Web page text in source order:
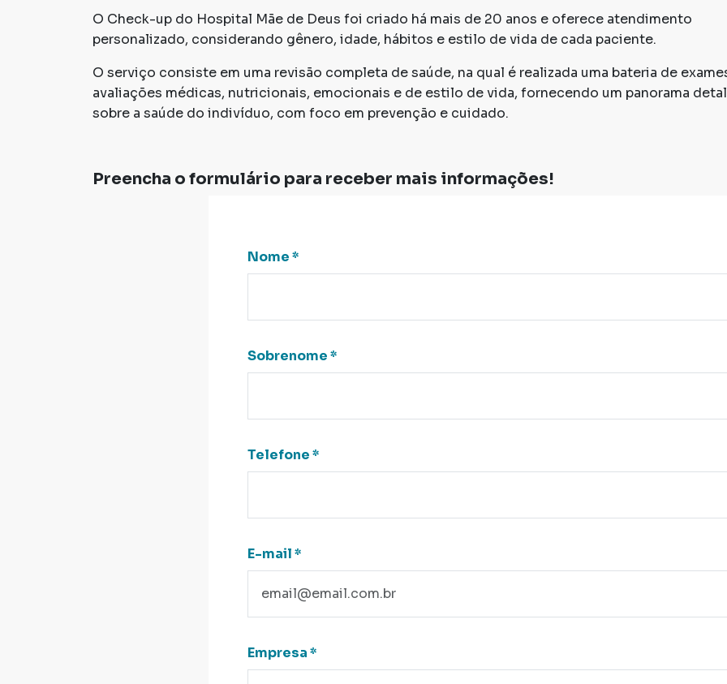
O Check-up do Hospital Mãe de Deus foi criado há mais de 20 anos e oferece atendimento
personalizado, considerando gênero, idade, hábitos e estilo de vida de cada paciente.​
O serviço consiste em uma revisão completa de saúde, na qual é realizada uma bateria de
avaliações médicas, nutricionais, emocionais e de estilo de vida, fornecendo um panorama
sobre a saúde do indivíduo, com foco em prevenção e cuidado.​
Preencha o formulário para receber mais informações!
Nome*
Sobrenome*
Telefone*
E-mail*
Empresa*